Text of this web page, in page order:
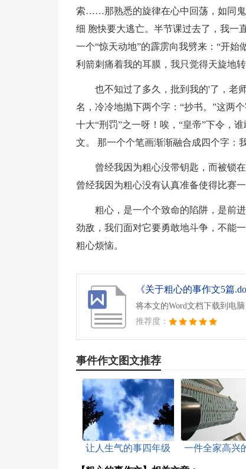
索……那熟悉的旋律在心中回荡，如同
细 胞快要大逃亡。半节课过去了，我一
一个“惊天动地”的霹雳向我劈来：“开
利箭刺痛着我的耳膜，我只觉得天旋地转
也不知过了多久，批到我的'了，老
名，冷冷地抛下两个字：“抄书。”这两
十大“刑罚”之一呀！唉，“皇帝”下令，
文。 那一个个笔画渐渐融合成四个字：
曾经我因为粗心没带钥匙，而被锁
曾经我因为粗心没有认真准备使得比赛
粗心，是一个个致命的陷阱，是前
劲敌，我们面对它要勇敢地斗争，不能
粗心烦恼。
《关于粗心的事作文5篇
将本文的Word文档下载到电
推荐度：
事件作文图文推荐
让人生气的事四年级
一件全家高兴